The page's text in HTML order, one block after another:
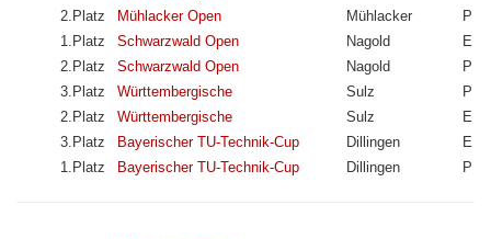
2.Platz
Mühlacker Open Mühlacker
P
1.Platz
Schwarzwald Open Nagold
E
2.Platz
Schwarzwald Open Nagold
P
3.Platz
Württembergische Sulz
P
2.Platz
Württembergische Sulz
E
3.Platz
Bayerischer TU-Technik-Cup Dillingen
E
1.Platz
Bayerischer TU-Technik-Cup Dillingen P